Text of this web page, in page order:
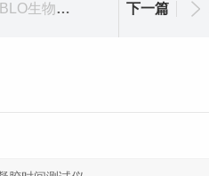
线测量系统 下一篇